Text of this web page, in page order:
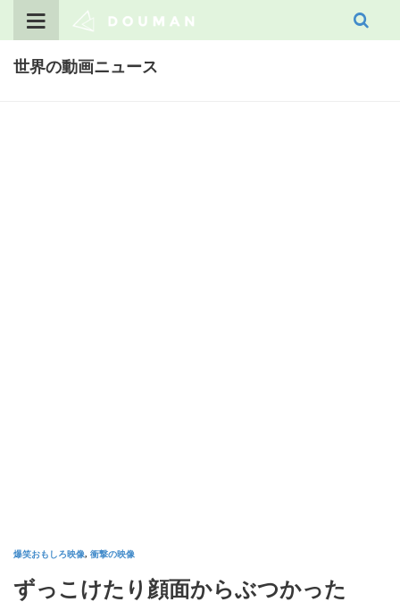
世界の動画ニュース
爆笑おもしろ映像, 衝撃の映像
ずっこけたり顔面からぶつかった